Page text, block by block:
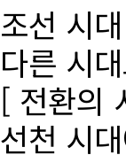
조선 시
다른 시
[ 전환의
선천 시